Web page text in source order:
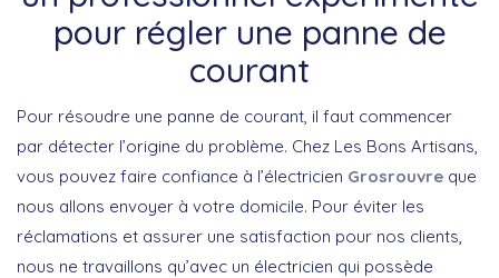
pour régler une panne de
courant
Pour résoudre une panne de courant, il faut commencer
par détecter l’origine du problème. Chez Les Bons Artisans,
vous pouvez faire confiance à l’électricien Grosrouvre que
nous allons envoyer à votre domicile. Pour éviter les
réclamations et assurer une satisfaction pour nos clients,
nous ne travaillons qu’avec un électricien qui possède